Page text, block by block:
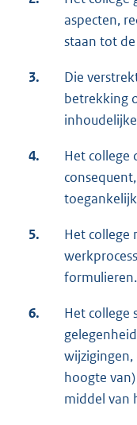
aspecten,
staan tot
3.
Die
betrekking
4.
Het college
5.
Het college
formulieren.
6.
Het college
hoogte
middel van